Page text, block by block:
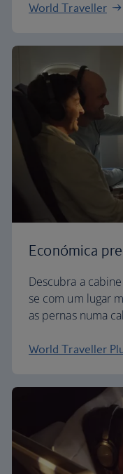
World Traveller
Económica
Descubra a
se com um lugar
as pernas numa
World Traveller